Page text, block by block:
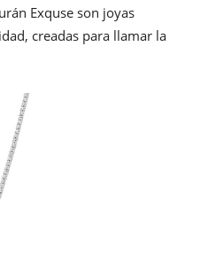
Exquse son joyas
creadas para llamar la